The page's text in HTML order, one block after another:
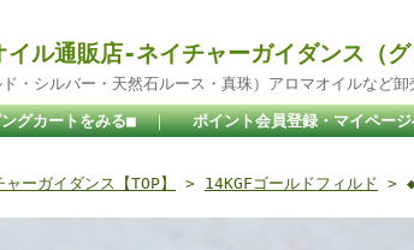
ル通販店-ネイチャーガイダンス（グ
・シルバー・天然石ルース・真珠）アロマオイルなど卸
グカートをみる■ ｜ ポイント会員登録・マイペー
ャーガイダンス【TOP】 > 14KGFゴールドフィルド > ◆